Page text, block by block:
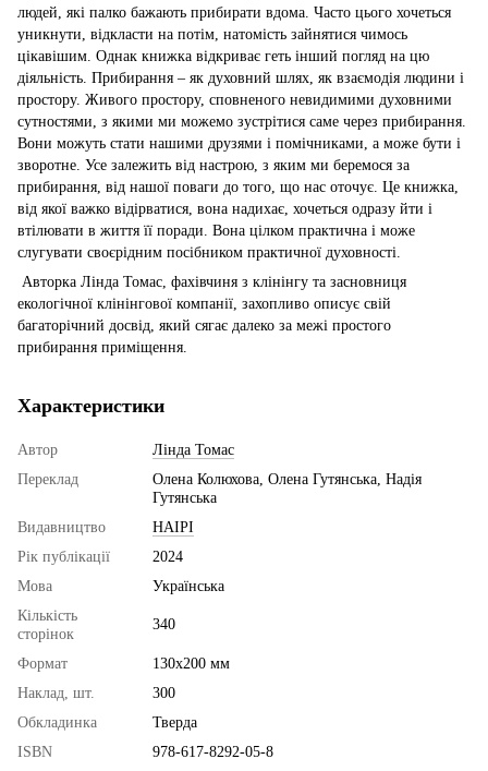
людей, які палко бажають прибирати вдома. Часто цього хочеться
уникнути, відкласти на потім, натомість зайнятися чимось
цікавішим. Однак книжка відкриває геть інший погляд на цю
діяльність. Прибирання – як духовний шлях, як взаємодія людини і
простору. Живого простору, сповненого невидимими духовними
сутностями, з якими ми можемо зустрітися саме через прибирання.
Вони можуть стати нашими друзями і помічниками, а може бути і
зворотне. Усе залежить від настрою, з яким ми беремося за
прибирання, від нашої поваги до того, що нас оточує. Це книжка,
від якої важко відірватися, вона надихає, хочеться одразу йти і
втілювати в життя її поради. Вона цілком практична і може
слугувати своєрідним посібником практичної духовності.
Авторка Лінда Томас, фахівчиня з клінінгу та засновниця
екологічної клінінгової компанії, захопливо описує свій
багаторічний досвід, який сягає далеко за межі простого
прибирання приміщення.
Характеристики
Автор
Лінда Томас
Переклад
Олена Колюхова, Олена Гутянська, Надія
Гутянська
Видавництво
НАІРІ
Рік публікації
2024
Мова
Українська
Кількість
сторінок
340
Формат
130х200 мм
Наклад, шт.
300
Обкладинка
Тверда
ISBN
978-617-8292-05-8